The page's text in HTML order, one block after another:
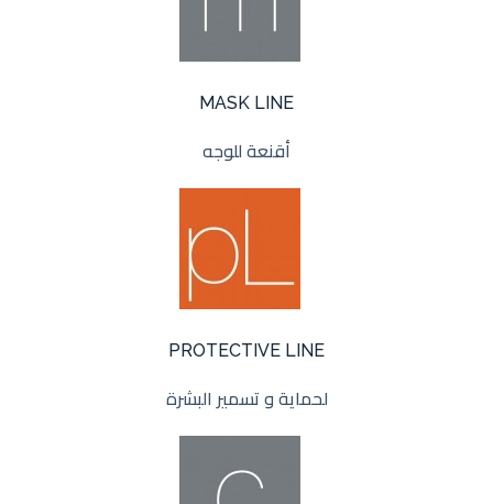
MASK LINE
أقنعة للوجه
PROTECTIVE LINE
لحماية و تسمير البشرة